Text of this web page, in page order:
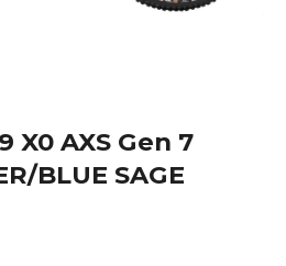
X0 AXS Gen 7
BLUE SAGE